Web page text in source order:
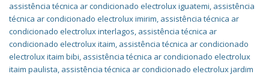
assistência técnica ar condicionado electrolux iguatemi, assistência
técnica ar condicionado electrolux imirim, assistência técnica ar
condicionado electrolux interlagos, assistência técnica ar
condicionado electrolux itaim, assistência técnica ar condicionado
electrolux itaim bibi, assistência técnica ar condicionado electrolux
itaim paulista, assistência técnica ar condicionado electrolux jardim